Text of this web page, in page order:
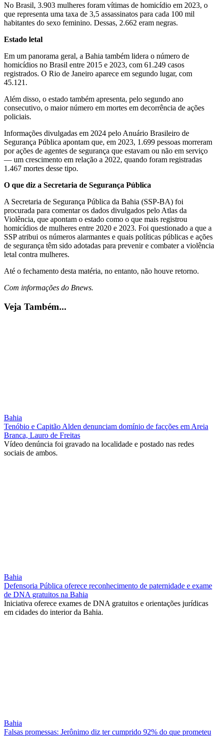
No Brasil, 3.903 mulheres foram vítimas de homicídio em 2023, o
que representa uma taxa de 3,5 assassinatos para cada 100 mil
habitantes do sexo feminino. Dessas, 2.662 eram negras.
Estado letal
Em um panorama geral, a Bahia também lidera o número de
homicídios no Brasil entre 2015 e 2023, com 61.249 casos
registrados. O Rio de Janeiro aparece em segundo lugar, com
45.121.
Além disso, o estado também apresenta, pelo segundo ano
consecutivo, o maior número em mortes em decorrência de ações
policiais.
Informações divulgadas em 2024 pelo Anuário Brasileiro de
Segurança Pública apontam que, em 2023, 1.699 pessoas morreram
por ações de agentes de segurança que estavam ou não em serviço
— um crescimento em relação a 2022, quando foram registradas
1.467 mortes desse tipo.
O que diz a Secretaria de Segurança Pública
A Secretaria de Segurança Pública da Bahia (SSP-BA) foi
procurada para comentar os dados divulgados pelo Atlas da
Violência, que apontam o estado como o que mais registrou
homicídios de mulheres entre 2020 e 2023. Foi questionado a que a
SSP atribui os números alarmantes e quais políticas públicas e ações
de segurança têm sido adotadas para prevenir e combater a violência
letal contra mulheres.
Até o fechamento desta matéria, no entanto, não houve retorno.
Com informações do Bnews.
Veja Também...
Bahia
Tenóbio e Capitão Alden denunciam domínio de facções em Areia
Branca, Lauro de Freitas
Vídeo denúncia foi gravado na localidade e postado nas redes
sociais de ambos.
Bahia
Defensoria Pública oferece reconhecimento de paternidade e exame
de DNA gratuitos na Bahia
Iniciativa oferece exames de DNA gratuitos e orientações jurídicas
em cidades do interior da Bahia.
Bahia
Falsas promessas: Jerônimo diz ter cumprido 92% do que prometeu